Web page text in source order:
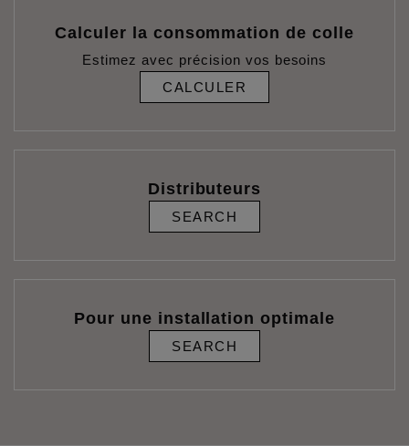
Calculer la consommation de colle
Estimez avec précision vos besoins
CALCULER
Distributeurs
SEARCH
Pour une installation optimale
SEARCH